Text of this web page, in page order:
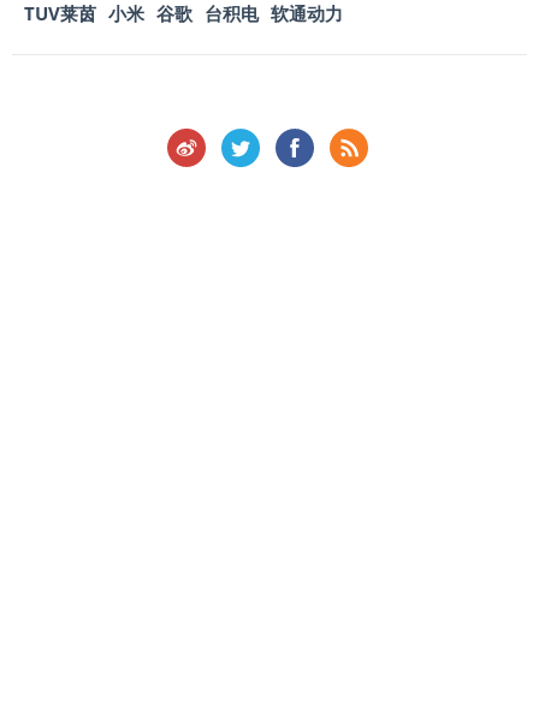
TUV莱茵 小米 谷歌 台积电 软通动力